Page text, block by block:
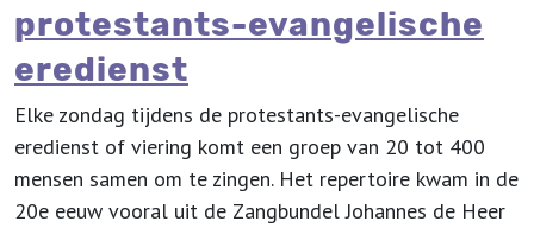
protestants-evangelische
eredienst
Elke zondag tijdens de protestants-evangelische
eredienst of viering komt een groep van 20 tot 400
mensen samen om te zingen. Het repertoire kwam in de
20e eeuw vooral uit de Zangbundel Johannes de Heer